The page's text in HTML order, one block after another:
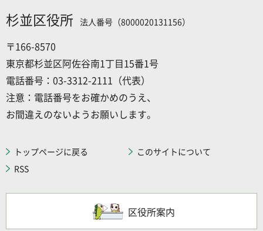
杉並区役所 法人番号（8000020131156）
〒166-8570
東京都杉並区阿佐谷南1丁目15番1号
電話番号：03-3312-2111（代表）
注意：電話番号をお確かめのうえ、
お間違えのないようお願いします。
トップページに戻る
このサイトについて
RSS
区役所案内